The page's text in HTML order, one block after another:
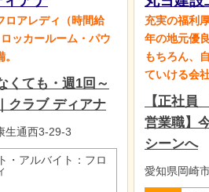
ロアレディ（時間給
ッカールーム・パウ
くても・週1回～
クラブ ディアナ
生通西3-29-3
・アルバイト：フロ
充実の福利
年の地元優
もちろん、
ていける会
【正社員
営業職】
シーンへ
愛知県岡崎